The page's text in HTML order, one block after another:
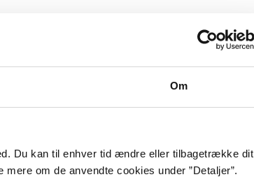
Om
Du kan til enhver tid ændre eller tilbagetrække dit
om de anvendte cookies under ”Detaljer”.